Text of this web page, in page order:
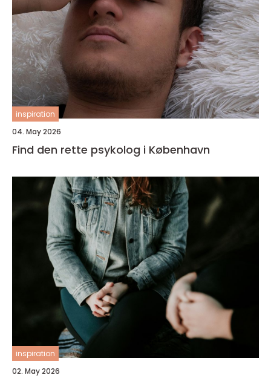
inspiration
04. May 2026
Find den rette psykolog i København
inspiration
02. May 2026